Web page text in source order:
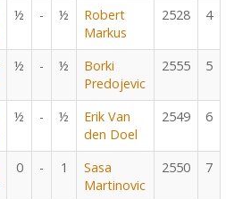
½ - ½
Robert
Markus
2528 4
½ - ½
Borki
Predojevic
2555 5
½ - ½
Erik Van
den Doel
2549 6
0 - 1
Sasa
Martinovic
2550 7